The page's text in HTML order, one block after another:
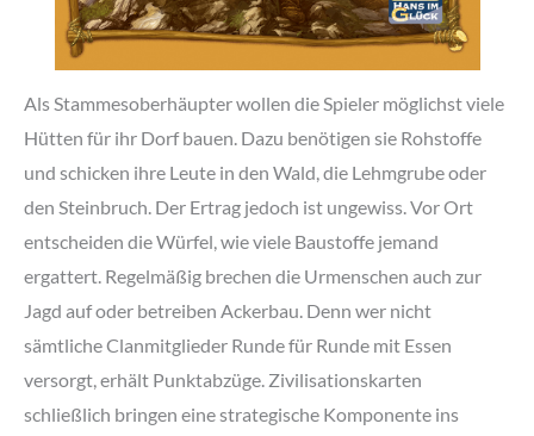
Als Stammesoberhäupter wollen die Spieler möglichst viele
Hütten für ihr Dorf bauen. Dazu benötigen sie Rohstoffe
und schicken ihre Leute in den Wald, die Lehmgrube oder
den Steinbruch. Der Ertrag jedoch ist ungewiss. Vor Ort
entscheiden die Würfel, wie viele Baustoffe jemand
ergattert. Regelmäßig brechen die Urmenschen auch zur
Jagd auf oder betreiben Ackerbau. Denn wer nicht
sämtliche Clanmitglieder Runde für Runde mit Essen
versorgt, erhält Punktabzüge. Zivilisationskarten
schließlich bringen eine strategische Komponente ins